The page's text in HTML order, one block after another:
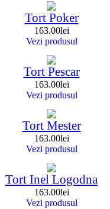
Tort Poker
163.00lei
Vezi produsul
Tort Pescar
163.00lei
Vezi produsul
Tort Mester
163.00lei
Vezi produsul
Tort Inel Logodna
163.00lei
Vezi produsul